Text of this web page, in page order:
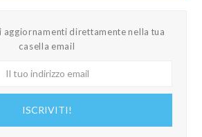
aggiornamenti direttamente nella tua
casella email
ISCRIVITI!